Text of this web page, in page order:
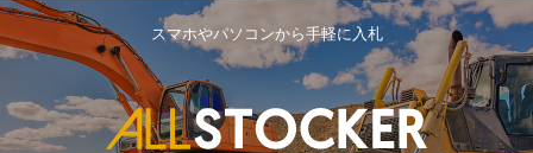
スマホやパソコンから手軽に入札